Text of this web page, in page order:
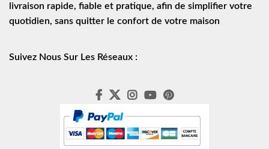
livraison rapide, fiable et pratique, afin de simplifier votre
quotidien, sans quitter le confort de votre maison
Suivez Nous Sur Les Réseaux :